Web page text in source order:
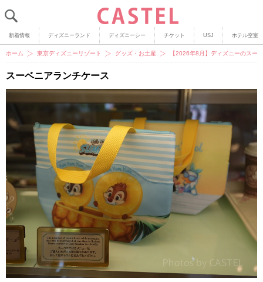
新着情報 ディズニーランド ディズニーシー チケット USJ ホテル空室
ホーム 東京ディズニーリゾート グッズ・お土産 【2026年8月】ディズニーのスー
スーベニアランチケース